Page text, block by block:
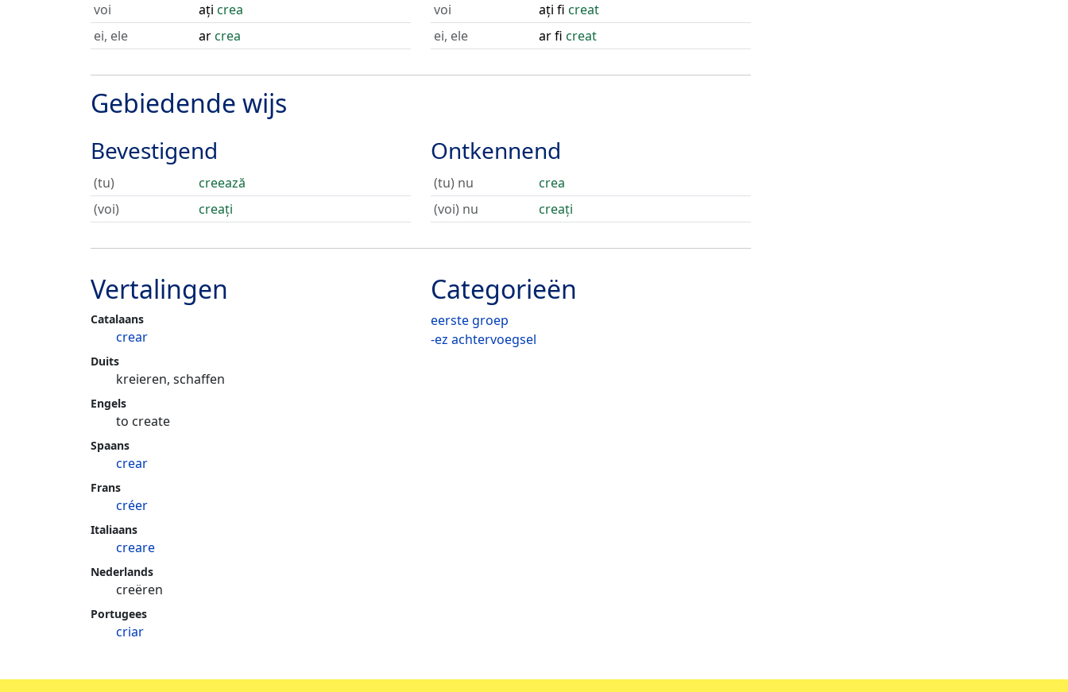
voi
ați crea
ei, ele
arcrea
voi
ați fi creat
ei, ele
ar fi creat
Gebiedende wijs
Bevestigend
(tu)
creează
(voi)
creați
Ontkennend
(tu) nu
crea
(voi) nu
creați
Categorieën
eerste groep
-ez achtervoegsel
Vertalingen
Catalaans
crear
Duits
kreieren, schaffen
Engels
to create
Spaans
crear
Frans
créer
Italiaans
creare
Nederlands
creëren
Portugees
criar